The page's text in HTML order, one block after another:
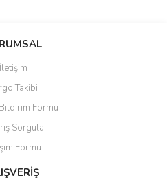
yorumu siz yapın!
görüntülenemiyor.
bulunuyor.
pahalı.
olmalı.
İletişim
Takibi
Formu
Sorgula
Formu